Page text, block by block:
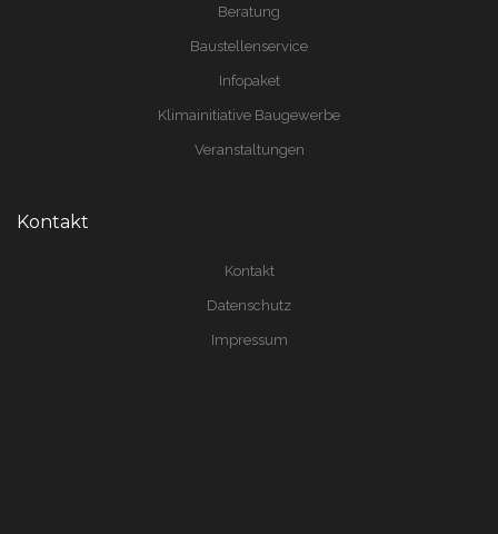
Beratung
Baustellenservice
Infopaket
Klimainitiative Baugewerbe
Veranstaltungen
Kontakt
Kontakt
Datenschutz
Impressum